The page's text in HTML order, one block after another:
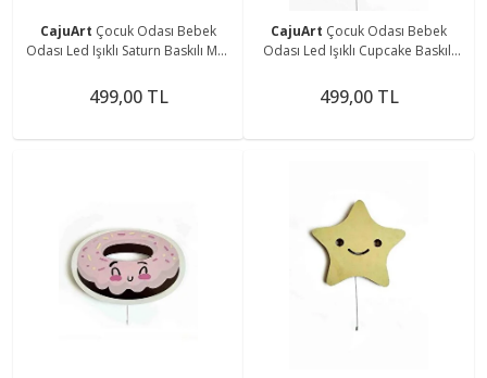
CajuArt Çocuk Odası Bebek
Odası Led Işıklı Saturn Baskılı Mdf
499,00 TL
CajuArt Çocuk Odası Bebek
Odası Led Işıklı Cupcake Baskılı
499,00 TL